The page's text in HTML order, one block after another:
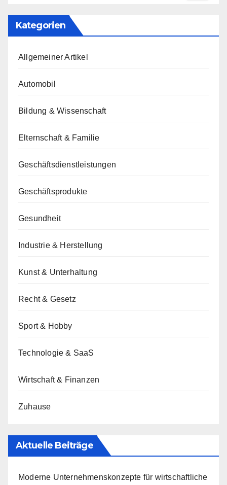
Kategorien
Allgemeiner Artikel
Automobil
Bildung & Wissenschaft
Elternschaft & Familie
Geschäftsdienstleistungen
Geschäftsprodukte
Gesundheit
Industrie & Herstellung
Kunst & Unterhaltung
Recht & Gesetz
Sport & Hobby
Technologie & SaaS
Wirtschaft & Finanzen
Zuhause
Aktuelle Beiträge
Moderne Unternehmenskonzepte für wirtschaftliche